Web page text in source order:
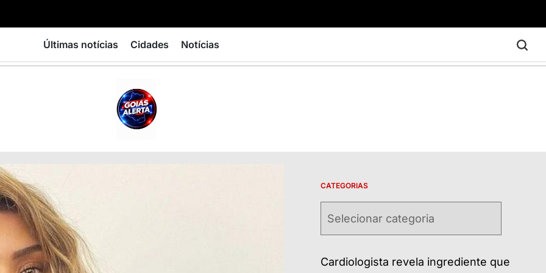
Últimas notícias Cidades Notícias
CATEGORIAS
Cardiologista revela ingrediente que